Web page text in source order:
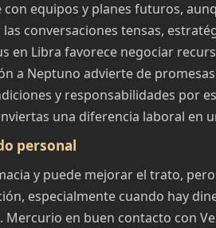
equipos y planes futuros,
conversaciones tensas,
en Libra favorece negociar
a Neptuno advierte de
y responsabilidades por
una diferencia laboral en
personal
y puede mejorar el trato,
especialmente cuando hay
Mercurio en buen contacto con